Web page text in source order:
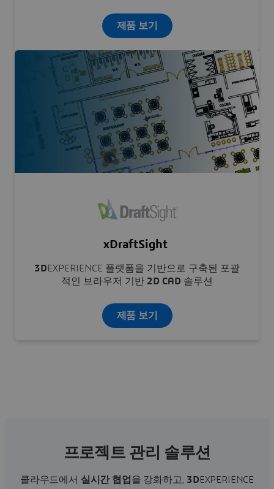
제품 보기
xDraftSight
3DEXPERIENCE 플랫폼을 기반으로 구축된 포괄
적인 브라우저 기반 2D CAD 솔루션
제품 보기
프로젝트 관리 솔루션
클라우드에서 실시간 협업 을 강화하고, 3DEXPERIENCE